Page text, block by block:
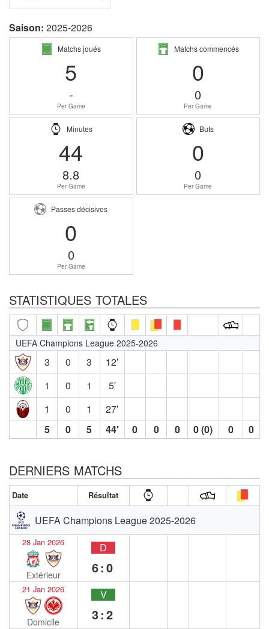
Saison: 2025-2026
Matchs joués
5
-
Per Game
Matchs commencés
0
0
Per Game
Minutes
44
8.8
Per Game
Buts
0
0
Per Game
Passes décisives
0
0
Per Game
STATISTIQUES TOTALES
UEFA Champions League 2025-2026
3 0 3
12′
1
0 1
5′
1
0 1
27′
5
0 5 44′ 0 0 0 0 (0) 0 0
DERNIERS MATCHS
Date Résultat
UEFA Champions League 2025-2026
28 Jan 2026
Extérieur
D
6:0
21 Jan 2026
Domicile
V
3:2